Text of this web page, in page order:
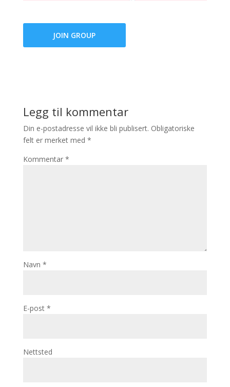
JOIN GROUP
Legg til kommentar
Din e-postadresse vil ikke bli publisert. Obligatoriske
felt er merket med *
Kommentar *
Navn *
E-post *
Nettsted